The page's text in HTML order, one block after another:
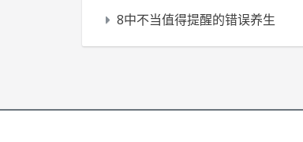
8中不当值得提醒的错误养生